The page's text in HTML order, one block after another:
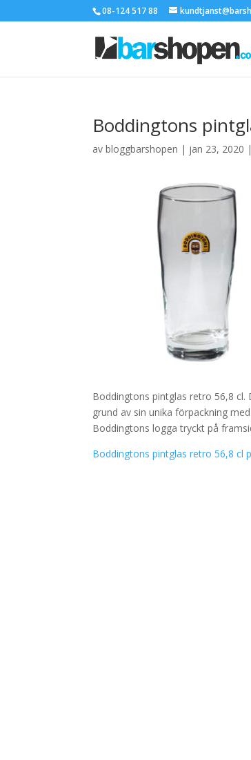
08-124 517 88
Boddingtons
avbloggbarshopen | jan 23, 2020 |
Boddingtons pintglas retro 56,8 cl.
grund av sin unika förpackning
Boddingtons logga tryckt på
Boddingtons pintglas retro 56,8 cl